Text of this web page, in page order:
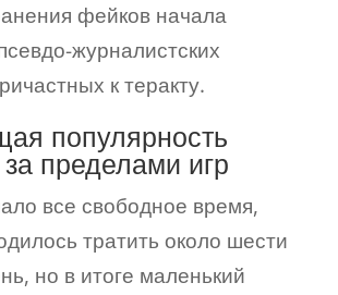
фейков начала
журналистских
к теракту.
популярность
пределами игр
все свободное время,
тратить около шести
но в итоге маленький